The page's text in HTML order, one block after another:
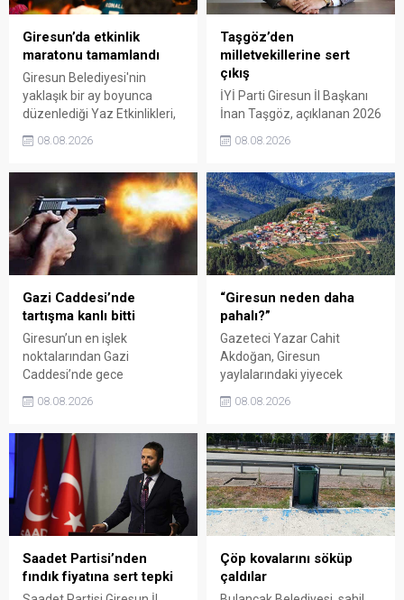
Giresun’da etkinlik
maratonu tamamlandı
Giresun Belediyesi'nin
yaklaşık bir ay boyunca
düzenlediği Yaz Etkinlikleri,
sanat ve eğlenceyle
organizasyonun ardından
Kadın El Emeği Pazarı'nın
süresi de 16 Ağustos'a
kadar uzatıldı.
08.08.2026
Taşgöz’den
milletvekillerine sert
çıkış
İYİ Parti Giresun İl Başkanı
İnan Taşgöz, açıklanan 2026
üzerinden iktidar
eleştirdi. Taşgöz, üreticinin
emeğinin karşılığını
alamadığını savunarak,
Giresun milletvekillerini
sessiz kalmakla suçladı.
08.08.2026
Gazi Caddesi’nde
tartışma kanlı bitti
Giresun’un en işlek
noktalarından Gazi
Caddesi’nde gece
kavgada A.E. ayağından
bölgede kısa süreli panik
yaşanırken polis geniş çaplı
soruşturma başlattı.
08.08.2026
“Giresun neden daha
pahalı?”
Gazeteci Yazar Cahit
Akdoğan, Giresun
yaylalarındaki yiyecek
belirgin biçimde yüksek
Valiliği, Tarım ve Orman İl
Müdürlüğü ile ilgili kurumları
denetime çağırdı. Akdoğan,
yüzde 50’ye ulaşan fiyat
farklarının araştırılması
gerektiğini söyledi.
08.08.2026
Saadet Partisi’nden
fındık fiyatına sert tepki
Çöp kovalarını söküp
çaldılar